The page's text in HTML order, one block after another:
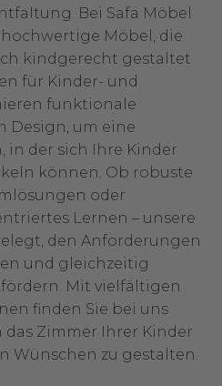
Bei Safa Möbel
Möbel, die
kindgerecht gestaltet
für Kinder- und
funktionale
Design, um eine
in der sich Ihre Kinder
können. Ob robuste
oder
Lernen – unsere
den Anforderungen
und gleichzeitig
Mit vielfältigen
finden Sie bei uns
das Zimmer Ihrer Kinder
Wünschen zu gestalten.